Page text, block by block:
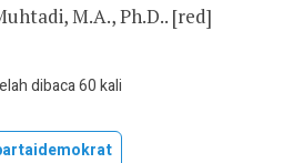
M.A., Ph.D.. [red]
dibaca 60 kali